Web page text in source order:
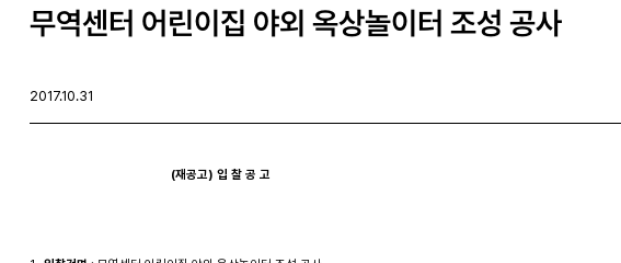
무역센터 어린이집 야외 옥상놀이터 조성 공사
2017.10.31
(재공고)입 찰 공 고